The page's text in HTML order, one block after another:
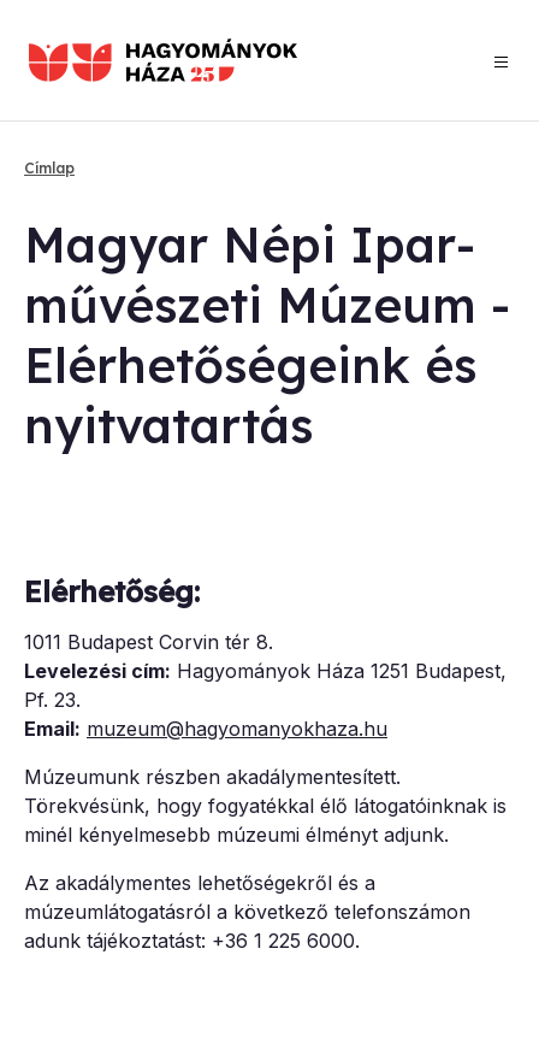
tartalomra
Címlap
Ma­gyar Né­pi Ipar­
mű­vé­sze­ti Mú­ze­um -
El­ér­he­tő­sé­ge­ink és
nyit­va­tar­tás
Elérhetőség:
1011 Budapest Corvin tér 8.
Levelezési cím: Hagyományok Háza 1251 Budapest,
Pf. 23.
Email: muzeum@hagyomanyokhaza.hu
Múzeumunk részben akadálymentesített.
Törekvésünk, hogy fogyatékkal élő látogatóinknak is
minél kényelmesebb múzeumi élményt adjunk.
Az akadálymentes lehetőségekről és a
múzeumlátogatásról a következő telefonszámon
adunk tájékoztatást: +36 1 225 6000.